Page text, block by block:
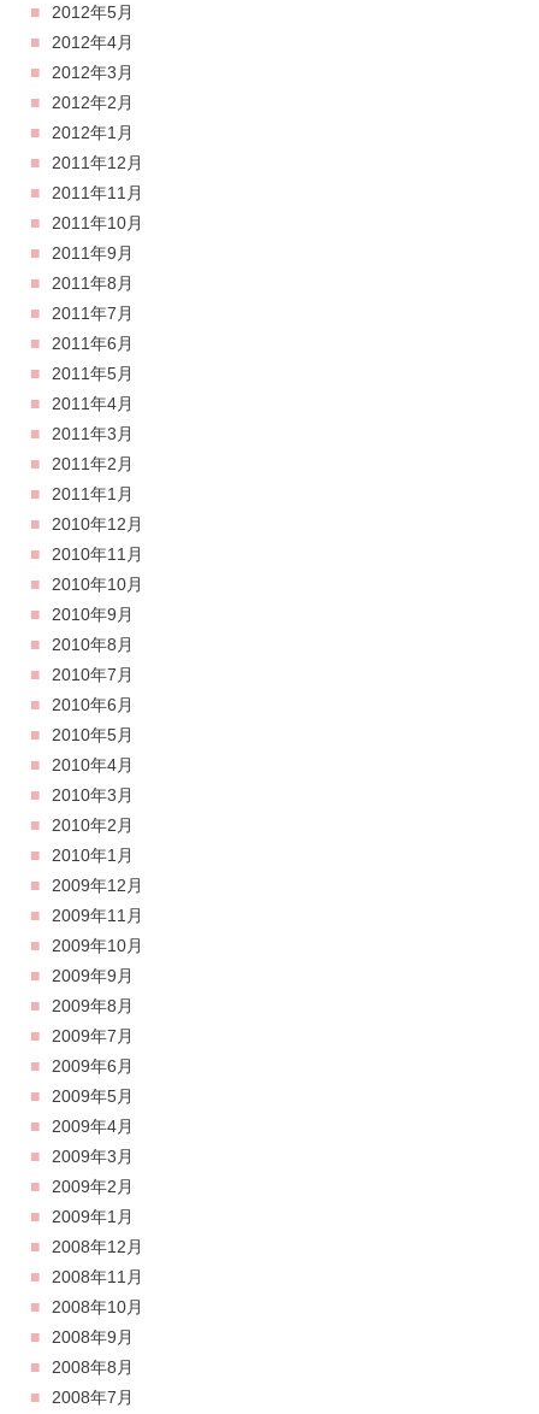
2012年5月
2012年4月
2012年3月
2012年2月
2012年1月
2011年12月
2011年11月
2011年10月
2011年9月
2011年8月
2011年7月
2011年6月
2011年5月
2011年4月
2011年3月
2011年2月
2011年1月
2010年12月
2010年11月
2010年10月
2010年9月
2010年8月
2010年7月
2010年6月
2010年5月
2010年4月
2010年3月
2010年2月
2010年1月
2009年12月
2009年11月
2009年10月
2009年9月
2009年8月
2009年7月
2009年6月
2009年5月
2009年4月
2009年3月
2009年2月
2009年1月
2008年12月
2008年11月
2008年10月
2008年9月
2008年8月
2008年7月